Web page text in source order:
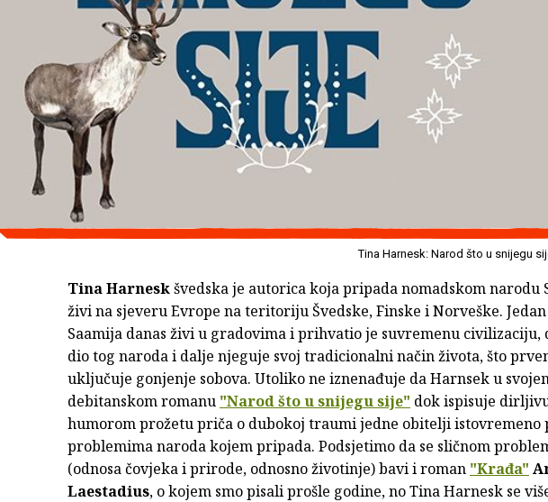
Tina Harnesk: Narod što u snijegu
Tina Harneskšvedska je autorica koja pripada nomadskom narodu
živi na sjeveru Evrope na teritoriju Švedske, Finske i Norveške.
Saamija danas živi u gradovima i prihvatio je suvremenu civilizaciju,
dio tog naroda i dalje njeguje svoj tradicionalni način života, što
uključuje gonjenje sobova. Utoliko ne iznenađuje da Harnsek u
debitanskom romanu "Narod što u snijegu sije" dok ispisuje
humorom prožetu priča o dubokoj traumi jedne obitelji istovremeno
problemima naroda kojem pripada. Podsjetimo da se sličnom
(odnosa čovjeka i prirode, odnosno životinje) bavi i roman "Krađa"
Laestadius, o kojem smo pisali prošle godine, no Tina Harnesk se